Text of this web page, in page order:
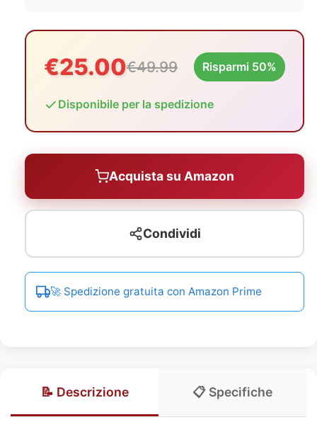
€25.00€49.99 Risparmi 50%
Disponibile per la spedizione
Acquista su Amazon
Condividi
🚀 Spedizione gratuita con Amazon Prime
📝 Descrizione 📋 Specifiche